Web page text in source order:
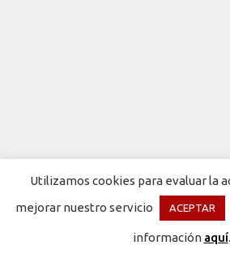
Utilizamos cookies para evaluar la
mejorar nuestro servicio
ACEPTAR
información aquí.